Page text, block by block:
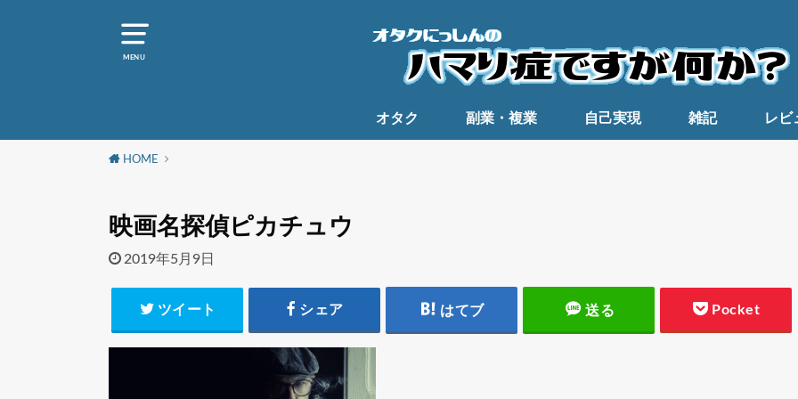
MENU
オタク 副業・複業 自己実現 雑記 レビ
HOME
映画名探偵ピカチュウ
2019年5月9日
ツイート シェア はてブ 送る Pocket